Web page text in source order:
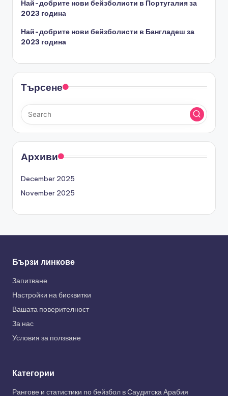
Най-добрите нови бейзболисти в Португалия за
2023 година
Най-добрите нови бейзболисти в Бангладеш за
2023 година
Търсене
Архиви
December 2025
November 2025
Бързи линкове
Запитване
Настройки на бисквитки
Вашата поверителност
За нас
Условия за ползване
Категории
Рангове и статистики по бейзбол в Саудитска Арабия